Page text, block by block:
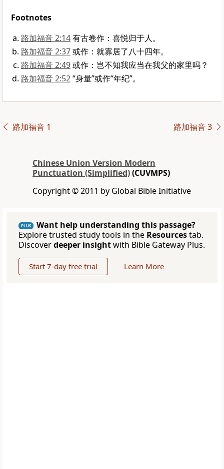
Footnotes
路加福音 2:14有古卷作：喜悦归于人。
路加福音 2:37或作：就寡居了八十四年。
路加福音 2:49或作：岂不知我应当在我父的家里吗？
路加福音 2:52“身量”或作“年纪”。
路加福音 1 路加福音 3
Chinese Union Version Modern
Punctuation (Simplified)(CUVMPS)
Copyright © 2011 by Global Bible Initiative
PLUS
Want help understanding this passage?
Explore trusted study tools in the Resourcestab.
Discoverdeeper insightwith Bible Gateway Plus.
Start 7-day free trial Learn More